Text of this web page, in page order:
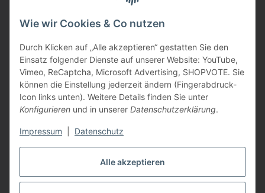
Alle akzeptieren
Wie wir Cookies & Co nutzen
Durch Klicken auf „Alle akzeptieren“ gestatten Sie den
Einsatz folgender Dienste auf unserer Website: YouTube,
Vimeo, ReCaptcha, Microsoft Advertising, SHOPVOTE. Sie
können die Einstellung jederzeit ändern (Fingerabdruck-
Icon links unten). Weitere Details finden Sie unter
Konfigurieren und in unserer Datenschutzerklärung.
Impressum Datenschutz
Vertriebspartner